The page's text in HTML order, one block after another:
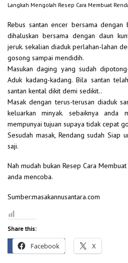
Langkah Mengolah Resep Cara Membuat
Rebus santan encer bersama
dihaluskan bersama dengan daun
jeruk. sekalian diaduk perlahan-lahan
gosong sampai mendidih.
Masukan daging yang sudah
Aduk kadang-kadang. Bila santan
santan kental dikit demi sedikit..
Masak dengan terus-terusan diaduk
keluarkan minyak. sebaiknya anda
mempunyai tujuan supaya tidak cepat
Sesudah masak, Rendang sudah Siap
saji.
Nah mudah bukan Resep Cara
anda mencoba.
Sumber:masakannusantara.com
Share this:
Facebook X